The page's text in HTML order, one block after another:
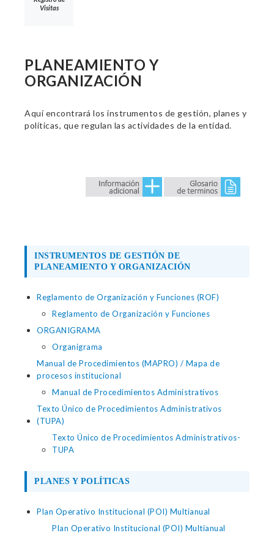
Visitas
PLANEAMIENTO Y
ORGANIZACIÓN
Aquí encontrará los instrumentos de gestión, planes y
políticas, que regulan las actividades de la entidad.
INSTRUMENTOS DE GESTIÓN DE
PLANEAMIENTO Y ORGANIZACIÓN
Reglamento de Organización y Funciones (ROF)
Reglamento de Organización y Funciones
ORGANIGRAMA
Organigrama
Manual de Procedimientos (MAPRO) / Mapa de
procesos institucional
Manual de Procedimientos Administrativos
Texto Único de Procedimientos Administrativos
(TUPA)
Texto Único de Procedimientos Administrativos-
TUPA
PLANES Y POLÍTICAS
Plan Operativo Institucional (POI) Multianual
Plan Operativo Institucional (POI) Multianual